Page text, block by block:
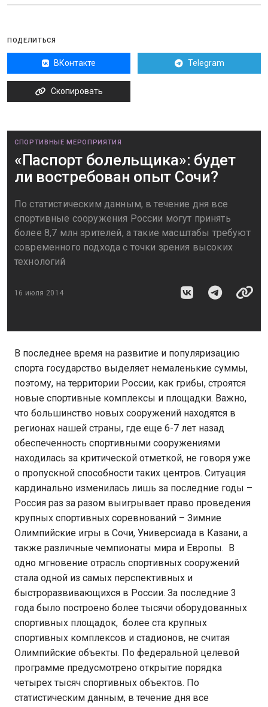
ПОДЕЛИТЬСЯ
ВКонтакте Telegram
Скопировать
СПОРТИВНЫЕ МЕРОПРИЯТИЯ
«Паспорт болельщика»: будет
ли востребован опыт Сочи?
По статистическим данным, в течение дня все
спортивные сооружения России могут принять
более 8,7 млн зрителей, а такие масштабы требуют
современного подхода с точки зрения высоких
технологий
16 июля 2014
В последнее время на развитие и популяризацию
спорта государство выделяет немаленькие суммы,
поэтому, на территории России, как грибы, строятся
новые спортивные комплексы и площадки. Важно,
что большинство новых сооружений находятся в
регионах нашей страны, где еще 6-7 лет назад
обеспеченность спортивными сооружениями
находилась за критической отметкой, не говоря уже
о пропускной способности таких центров. Ситуация
кардинально изменилась лишь за последние годы –
Россия раз за разом выигрывает право проведения
крупных спортивных соревнований – Зимние
Олимпийские игры в Сочи, Универсиада в Казани, а
также различные чемпионаты мира и Европы. В
одно мгновение отрасль спортивных сооружений
стала одной из самых перспективных и
быстроразвивающихся в России. За последние 3
года было построено более тысячи оборудованных
спортивных площадок, более ста крупных
спортивных комплексов и стадионов, не считая
Олимпийские объекты. По федеральной целевой
программе предусмотрено открытие порядка
четырех тысяч спортивных объектов. По
статистическим данным, в течение дня все